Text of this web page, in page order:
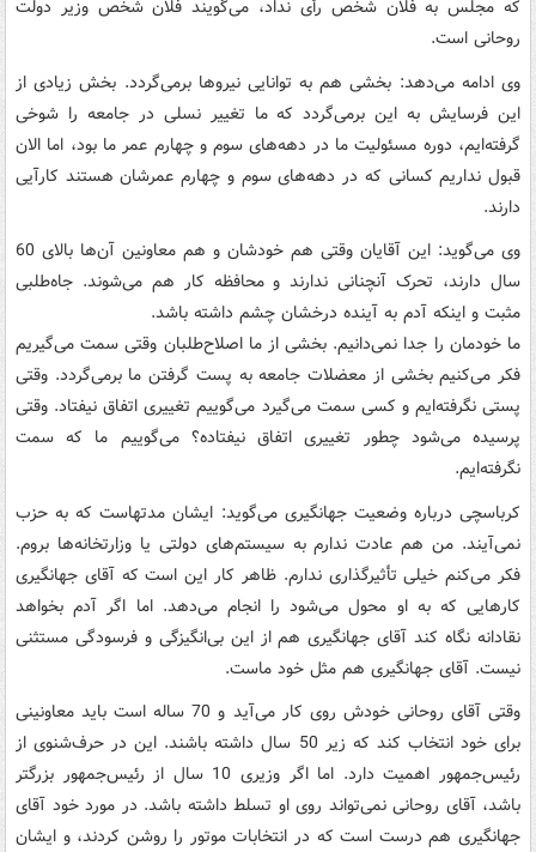
که مجلس به فلان شخص رأی نداد، می‌گویند فلان شخص وزیر دولت
روحانی است.
وی ادامه می‌دهد: بخشی هم به توانایی نیروها برمی‌گردد. بخش زیادی از
این فرسایش به این برمی‌گردد که ما تغییر نسلی در جامعه را شوخی
گرفته‌ایم، دوره مسئولیت ما در دهه‌های سوم و چهارم عمر ما بود، اما الان
قبول نداریم کسانی که در دهه‌های سوم و چهارم عمرشان هستند کارآیی
دارند.
وی می‌گوید: این آقایان وقتی هم خودشان و هم معاونین آن‌ها بالای 60
سال دارند، تحرک آنچنانی ندارند و محافظه کار هم می‌شوند. جاه‌طلبی
مثبت و اینکه آدم به آینده درخشان چشم داشته باشد.
ما خودمان را جدا نمی‌دانیم. بخشی از ما اصلاح‌طلبان وقتی سمت می‌گیریم
فکر می‌کنیم بخشی از معضلات جامعه به پست گرفتن ما برمی‌گردد. وقتی
پستی نگرفته‌ایم و کسی سمت می‌گیرد می‌گوییم تغییری اتفاق نیفتاد. وقتی
پرسیده می‌شود چطور تغییری اتفاق نیفتاده؟ می‌گوییم ما که سمت
نگرفته‌ایم.
کرباسچی درباره وضعیت جهانگیری می‌گوید: ایشان مدتهاست که به حزب
نمی‌آیند. من هم عادت ندارم به سیستم‌های دولتی یا وزارتخانه‌ها بروم.
فکر می‌کنم خیلی تأثیرگذاری ندارم. ظاهر کار این است که آقای جهانگیری
کارهایی که به او محول می‌شود را انجام می‌دهد. اما اگر آدم بخواهد
نقادانه نگاه کند آقای جهانگیری هم از این بی‌انگیزگی و فرسودگی مستثنی
نیست. آقای جهانگیری هم مثل خود ماست.
وقتی آقای روحانی خودش روی کار می‌آید و 70 ساله است باید معاونینی
برای خود انتخاب کند که زیر 50 سال داشته باشند. این در حرف‌شنوی از
رئیس‌جمهور اهمیت دارد. اما اگر وزیری 10 سال از رئیس‌جمهور بزرگتر
باشد، آقای روحانی نمی‌تواند روی او تسلط داشته باشد. در مورد خود آقای
جهانگیری هم درست است که در انتخابات موتور را روشن کردند، و ایشان